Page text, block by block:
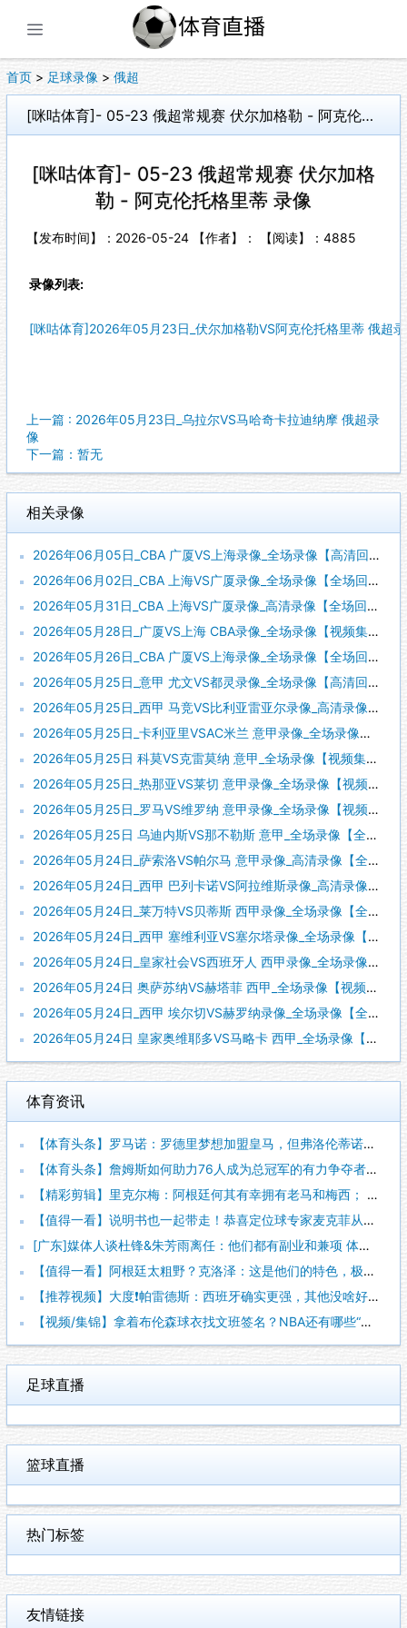
首页 > 足球录像 > 俄超
[咪咕体育]- 05-23 俄超常规赛 伏尔加格勒 - 阿克伦托格里蒂 录像
[咪咕体育]- 05-23 俄超常规赛 伏尔加格
勒 - 阿克伦托格里蒂 录像
【发布时间】：2026-05-24 【作者】： 【阅读】： 4885
录像列表:
[咪咕体育]2026年05月23日_伏尔加格勒VS阿克伦托格里蒂 俄超
上一篇 : 2026年05月23日_乌拉尔VS马哈奇卡拉迪纳摩 俄超录
像
下一篇：暂无
相关录像
2026年06月05日_CBA 广厦VS上海录像_全场录像【高清回放】
2026年06月02日_CBA 上海VS广厦录像_全场录像【全场回放】
2026年05月31日_CBA 上海VS广厦录像_高清录像【全场回放】
2026年05月28日_广厦VS上海 CBA录像_全场录像【视频集锦】
2026年05月26日_CBA 广厦VS上海录像_全场录像【全场回放】
2026年05月25日_意甲 尤文VS都灵录像_全场录像【高清回放】
2026年05月25日_西甲 马竞VS比利亚雷亚尔录像_高清录像【全场回放】
2026年05月25日_卡利亚里VSAC米兰 意甲录像_全场录像【视频集锦】
2026年05月25日 科莫VS克雷莫纳 意甲_全场录像【视频集锦】
2026年05月25日_热那亚VS莱切 意甲录像_全场录像【视频集锦】
2026年05月25日_罗马VS维罗纳 意甲录像_全场录像【视频集锦】
2026年05月25日 乌迪内斯VS那不勒斯 意甲_全场录像【全场回放】
2026年05月24日_萨索洛VS帕尔马 意甲录像_高清录像【全场回放】
2026年05月24日_西甲 巴列卡诺VS阿拉维斯录像_高清录像【全场回放】
2026年05月24日_莱万特VS贝蒂斯 西甲录像_全场录像【全场回放】
2026年05月24日_西甲 塞维利亚VS塞尔塔录像_全场录像【视频集锦】
2026年05月24日_皇家社会VS西班牙人 西甲录像_全场录像【全场回放】
2026年05月24日 奥萨苏纳VS赫塔菲 西甲_全场录像【视频集锦】
2026年05月24日_西甲 埃尔切VS赫罗纳录像_全场录像【全场回放】
2026年05月24日 皇家奥维耶多VS马略卡 西甲_全场录像【视频集锦】
体育资讯
【体育头条】罗马诺：罗德里梦想加盟皇马，但弗洛伦蒂诺尚未批准
【体育头条】詹姆斯如何助力76人成为总冠军的有力争夺者？组织
【精彩剪辑】里克尔梅：阿根廷何其有幸拥有老马和梅西； 体力充
【值得一看】说明书也一起带走！恭喜定位球专家麦克菲从维拉转投
[广东]媒体人谈杜锋&朱芳雨离任：他们都有副业和兼项 体育唯
【值得一看】阿根廷太粗野？克洛泽：这是他们的特色，极其强调对
【推荐视频】大度❗️帕雷德斯：西班牙确实更强，其他没啥好辟谣
【视频/集锦】拿着布伦森球衣找文班签名？NBA还有哪些“贴脸
足球直播
篮球直播
热门标签
友情链接